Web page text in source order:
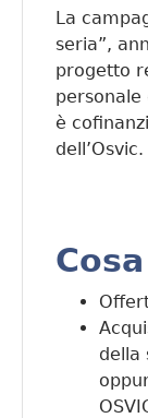
La
seria”,
progetto
personale
è
dell’Osvic.
della